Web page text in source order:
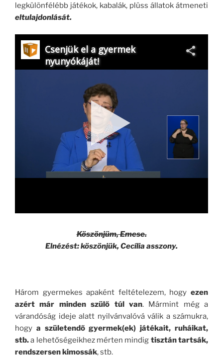
legkülönfélébb játékok, kabalák, plüss állatok átmeneti
eltulajdonlását.
Köszönjüm, Emese.
Elnézést: köszönjük, Cecília asszony.
Három gyermekes apaként feltételezem, hogy ezen
azért már minden szülő túl van. Mármint még a
várandóság ideje alatt nyilvánvalóvá válik a számukra,
hogy a születendő gyermek(ek) játékait, ruháikat,
stb.a lehetőségeikhez mérten mindig tisztán tartsák,
rendszersen kimossák, stb.